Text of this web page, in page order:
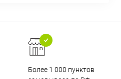
Более 1 000 пунктов